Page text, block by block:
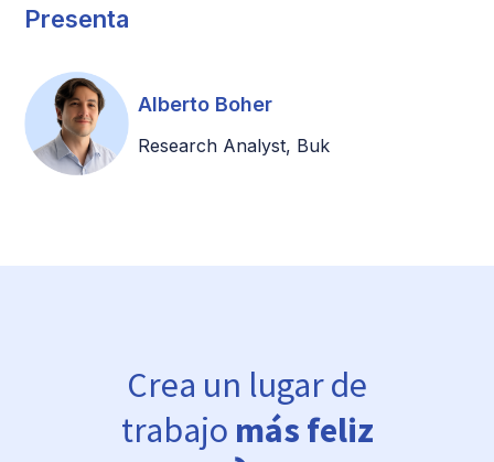
Presenta
Alberto Boher
Research Analyst, Buk
Crea un lugar de
trabajo más feliz